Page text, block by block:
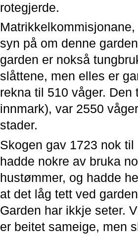
rotegjerde.
syn på om denne
garden er nokså
slåttene, men elles er
rekna til 510 våger.
innmark), var 2550
stader.
Skogen gav 1723 nok
hadde nokre av bruka
hustømmer, og hadde
at det låg tett ved
Garden har ikkje seter.
er beitet sameige, men